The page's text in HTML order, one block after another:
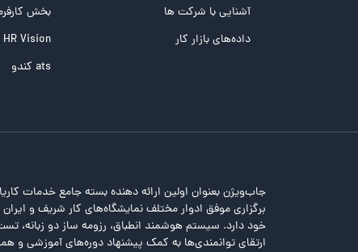
تست NEO
تست هوش های چندگانه
آشنایی با شرکت ها
داده‌های بازار کار
بخش
HR Vision
ats کندو
جاب‌ویژن بعنوان اولین ارائه دهنده بسته جامع خدمات
برگزاری موفق ادوار مختلف نمایشگاه‌های کار شریف و ایران
خود دارد. سیستم هوشمند انطباق، رزومه ساز دو زبانه،
ارتقای توانمندی‌ها به کمک پیشنهاد دوره‌های آموزشی و